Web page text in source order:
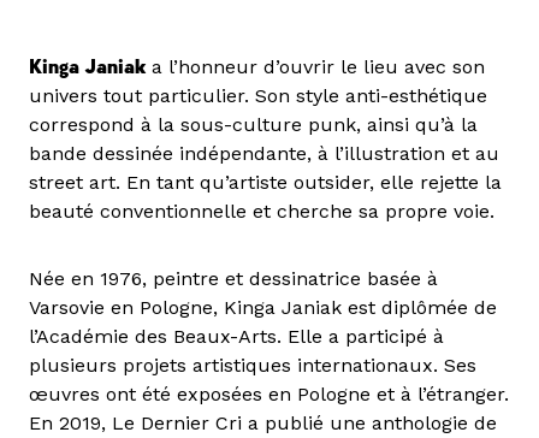
Kinga Janiaka l’honneur d’ouvrir le lieu avec son
univers tout particulier. Son style anti-esthétique
correspond à la sous-culture punk, ainsi qu’à la
bande dessinée indépendante, à l’illustration et au
street art. En tant qu’artiste outsider, elle rejette la
beauté conventionnelle et cherche sa propre voie.
Née en 1976, peintre et dessinatrice basée à
Varsovie en Pologne, Kinga Janiak est diplômée de
l’Académie des Beaux-Arts. Elle a participé à
plusieurs projets artistiques internationaux. Ses
œuvres ont été exposées en Pologne et à l’étranger.
En 2019, Le Dernier Cri a publié une anthologie de